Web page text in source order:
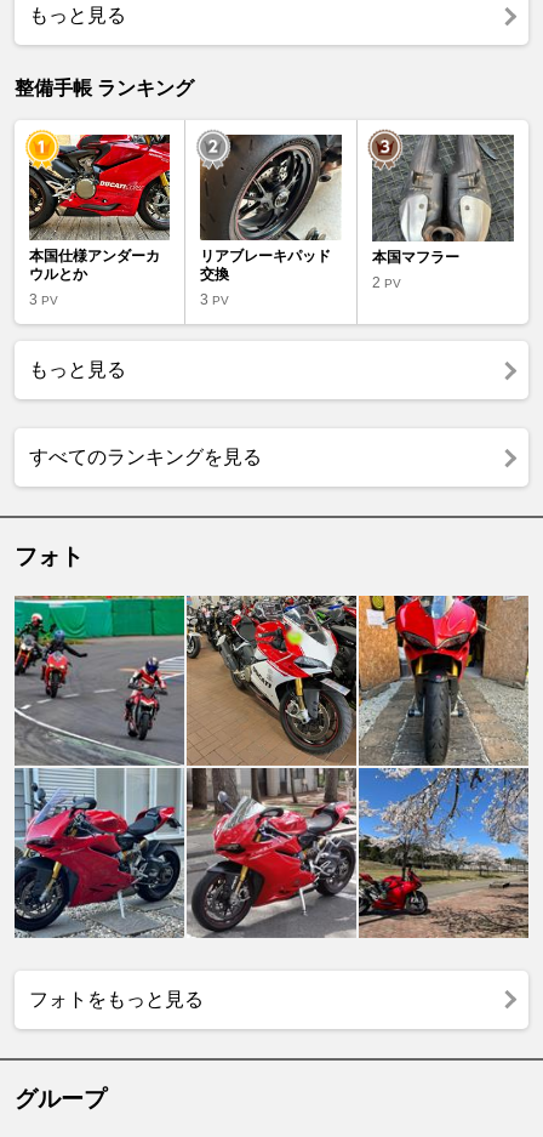
もっと見る
整備手帳 ランキング
本国仕様アンダーカ
ウルとか
3 PV
リアブレーキパッド
交換
3PV
本国マフラー
2 PV
もっと見る
すべてのランキングを見る
フォト
フォトをもっと見る
グループ